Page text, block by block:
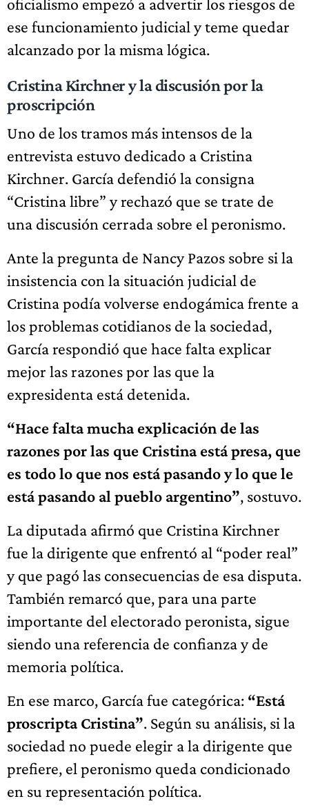
oficialismo empezó a advertir los riesgos de
ese funcionamiento judicial y teme quedar
alcanzado por la misma lógica.
Cristina Kirchner y la discusión por la
proscripción
Uno de los tramos más intensos de la
entrevista estuvo dedicado a Cristina
Kirchner. García defendió la consigna
“Cristina libre” y rechazó que se trate de
una discusión cerrada sobre el peronismo.
Ante la pregunta de Nancy Pazos sobre si la
insistencia con la situación judicial de
Cristina podía volverse endogámica frente a
los problemas cotidianos de la sociedad,
García respondió que hace falta explicar
mejor las razones por las que la
expresidenta está detenida.
“Hace falta mucha explicación de las
razones por las que Cristina está presa, que
es todo lo que nos está pasando y lo que le
está pasando al pueblo argentino”, sostuvo.
La diputada afirmó que Cristina Kirchner
fue la dirigente que enfrentó al “poder real”
y que pagó las consecuencias de esa disputa.
También remarcó que, para una parte
importante del electorado peronista, sigue
siendo una referencia de confianza y de
memoria política.
En ese marco, García fue categórica: “Está
proscripta Cristina”. Según su análisis, si la
sociedad no puede elegir a la dirigente que
prefiere, el peronismo queda condicionado
en su representación política.